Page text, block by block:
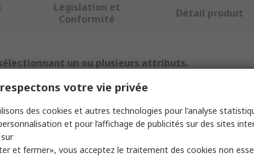
Législation et
Conformité
Détail produit
un ou plusieurs attributs.
Valeur
Chauvin Arnoux
votre vie privée
des cookies et autres technologies pour l'analyse
et pour l’affichage de publicités sur des sites
et fermer», vous acceptez le traitement des cookies non